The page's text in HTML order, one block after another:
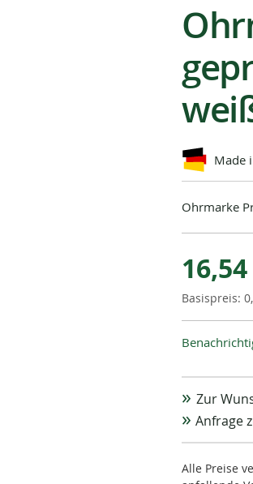
Made
Ohrmarke
Zur
Anfrage
Alle Preise